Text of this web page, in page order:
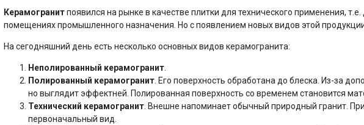
Керамогранитпоявился на рынке в качестве плитки для технического применения,
помещениях промышленного назначения. Но с появлением новых видов этой
На сегодняшний день есть несколько основных видов керамогранита:
Неполированный керамогранит
Полированный керамогранит . Его поверхность обработана до блеска. Из-за
но выглядит эффектней. Полированная поверхность со временем становится
Технический керамогранит . Внешне напоминает обычный природный гранит.
первоначальный вид.